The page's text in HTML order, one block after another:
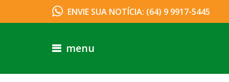
ENVIE SUA NOTÍCIA: (64) 9 9917-5445
menu